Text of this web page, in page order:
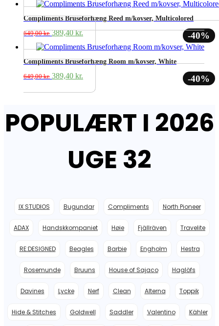
pris
var:
pris
er:
389,40 kr..
Compliments Bruseforhæng Reed m/kovser, Multicolored
649,00kr. Den
pris
var:
649,00 kr..
389,40kr.Den
pris
er:
389,40 kr..
-40%
Compliments Bruseforhæng Room m/kovser, White
649,00kr. Den
pris
389,40 kr.
pris
-40%
POPULÆRT I 2026
UGE 32
IX STUDIOS Bugundar Compliments North Pioneer
ADAX Handskkompaniet Høie Fjällräven Travelite
RE:DESIGNED Beagles Barbie Engholm Hestra
Rosemunde Bruuns House of Sajaco Haglöfs
Davines Lycke Nerf Clean Alterna Toppik
Hide & Stitches Goldwell Saddler Valentino Kähler